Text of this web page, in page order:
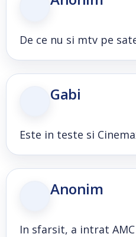
De ce nu si mtv pe
Gabi
Este in teste si
Anonim
In sfarsit, a intrat